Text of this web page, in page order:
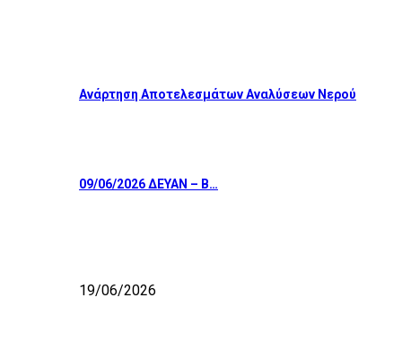
Ανάρτηση Αποτελεσμάτων Αναλύσεων Νερού
09/06/2026 ΔΕΥΑΝ – Β…
19/06/2026